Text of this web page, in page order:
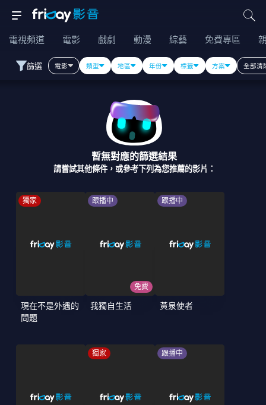
電視頻道 電影 戲劇 動漫 綜藝 免費專區
篩選 電影 類型 地區 年份 標籤 方案 全部清
暫無對應的篩選結果
請嘗試其他條件，或參考下列為您推薦的影片：
獨家
現在不是外遇的
問題
跟播中
免費
我獨自生活
跟播中
黃泉使者
獨家 跟播中